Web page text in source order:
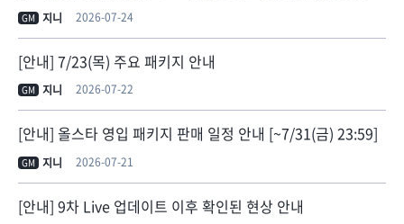
GM 지니 2026-07-24
[안내] 7/23(목) 주요 패키지 안내
GM 지니 2026-07-22
[안내] 올스타 영입 패키지 판매 일정 안내 [~7/31(금) 23:59]
GM 지니 2026-07-21
[안내] 9차 Live 업데이트 이후 확인된 현상 안내